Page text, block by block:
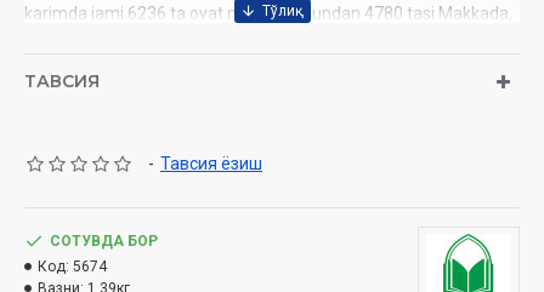
karimda jami 6236 ta oyat mavjud. Shundan 4780 tasi Makkada,
kichik surada 3, eng katta surada 286 oyat bor. Suralarning
bilan bog‘liq. To‘rtta surani nomlashda esa arab alifbosi
mutashabih deb ataladi (Oli Imron surasi, 7-oyat). Ayrim suraning
nomi ikki va undan ortiq.
ТАВСИЯ
- Тавсия ёзиш
СОТУВДА БОР
Код: 5674